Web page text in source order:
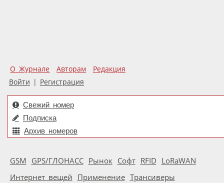
О Журнале Авторам
Редакция
Войти | Регистрация
Свежий номер
Подписка
Архив номеров
GSM GPS/ГЛОНАСС Рынок Софт RFID LoRaWAN
Интернет вещей Применение Трансиверы